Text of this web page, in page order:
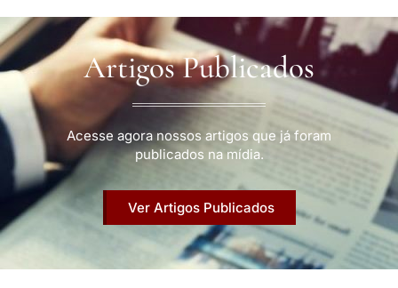
Artigos Publicados
Acesse agora nossos artigos que já foram
publicados na mídia.
Ver Artigos Publicados